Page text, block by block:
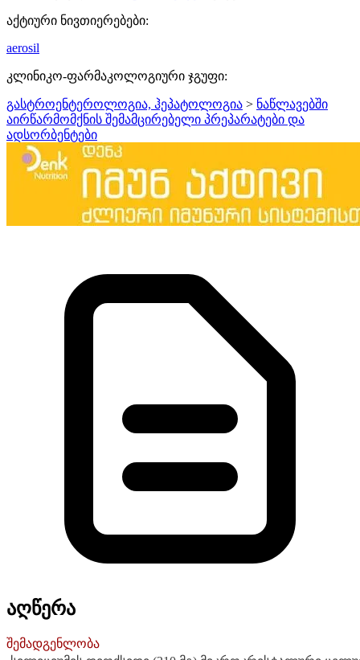
აქტიური ნივთიერებები:
aerosil
კლინიკო-ფარმაკოლოგიური ჯგუფი:
გასტროენტეროლოგია, ჰეპატოლოგია > ნაწლავებში
აირწარმომქნის შემამცირებელი პრეპარატები და
ადსორბენტები
აღწერა
შემადგენლობა